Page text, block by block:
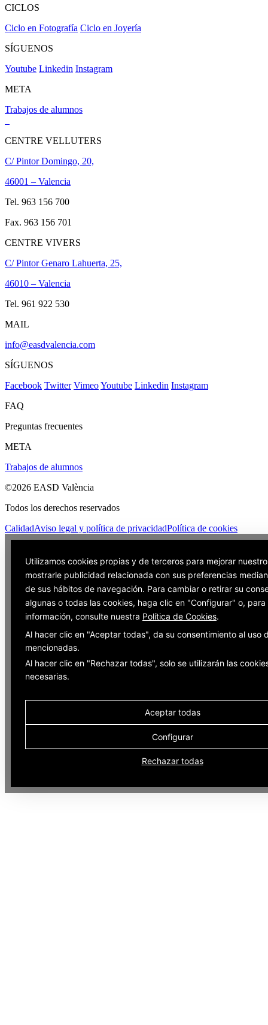
CICLOS
Ciclo en Fotografía Ciclo en Joyería
SÍGUENOS
Youtube Linkedin Instagram
META
Trabajos de alumnos
CENTRE VELLUTERS
C/ Pintor Domingo, 20,
46001 – Valencia
Tel. 963 156 700
Fax. 963 156 701
CENTRE VIVERS
C/ Pintor Genaro Lahuerta, 25,
46010 – Valencia
Tel. 961 922 530
MAIL
info@easdvalencia.com
SÍGUENOS
Facebook Twitter VimeoYoutube Linkedin Instagram
FAQ
Preguntas frecuentes
META
Trabajos de alumnos
©2026 EASD València
Todos los derechos reservados
CalidadAviso legal y política de privacidadPolítica de cookies
Utilizamos cookies propias y de terceros para mejorar
mostrarle publicidad relacionada con sus preferencias
de sus hábitos de navegación. Para cambiar o retirar su
algunas o todas las cookies, haga clic en "Configurar" o, para
información, consulte nuestra Política de Cookies.
Al hacer clic en "Aceptar todas", da su consentimiento al uso
mencionadas.
Al hacer clic en "Rechazar todas", solo se utilizarán las
necesarias.
Aceptar todas
Configurar
Rechazar todas